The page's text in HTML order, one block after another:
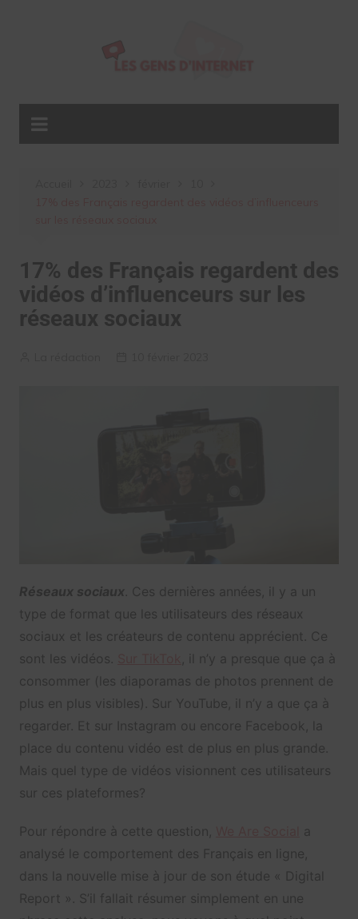
17% des Français regardent des
vidéos d’influenceurs sur les
réseaux sociaux
Réseaux sociaux . Ces dernières années, il y a un
type de format que les utilisateurs des réseaux
sociaux et les créateurs de contenu apprécient. Ce
sont les vidéos.
, il n’y a presque que ça à
consommer (les diaporamas de photos prennent de
plus en plus visibles). Sur YouTube, il n’y a que ça à
regarder. Et sur Instagram ou encore Facebook, la
place du contenu vidéo est de plus en plus grande.
Mais quel type de vidéos visionnent ces utilisateurs
sur ces plateformes?
Pour répondre à cette question,
a
analysé le comportement des Français en ligne,
dans la nouvelle mise à jour de son étude « Digital
Report ». S’il fallait résumer simplement en une